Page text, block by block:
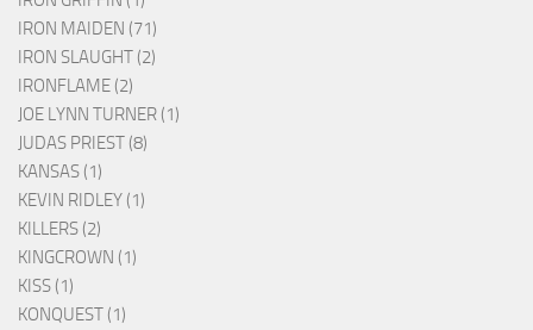
IRON MAIDEN (71)
IRON SLAUGHT (2)
IRONFLAME (2)
JOE LYNN TURNER (1)
JUDAS PRIEST (8)
KANSAS (1)
KEVIN RIDLEY (1)
KILLERS (2)
KINGCROWN (1)
KISS (1)
KONQUEST (1)